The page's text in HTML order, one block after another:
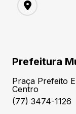
Prefeitura
Praça Prefeito
Centro
(77) 3474-1126